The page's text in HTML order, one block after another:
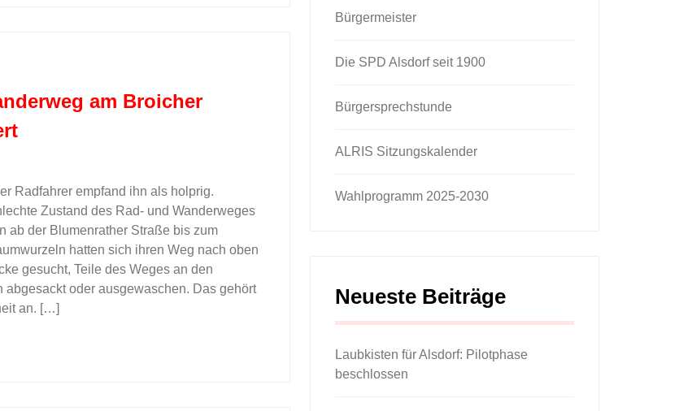
am Broicher
Radfahrer empfand ihn als holprig.
Zustand des Rad- und Wanderweges
ab der Blumenrather Straße bis zum
hatten sich ihren Weg nach oben
gesucht, Teile des Weges an den
abgesackt oder ausgewaschen. Das gehört
an. […]
Bürgermeister
Die SPD Alsdorf seit 1900
Bürgersprechstunde
ALRIS Sitzungskalender
Wahlprogramm 2025-2030
Neueste Beiträge
Laubkisten für Alsdorf: Pilotphase
beschlossen